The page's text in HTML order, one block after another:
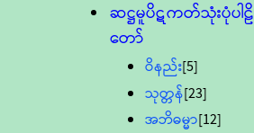
ဆဋ္ဌမူပိဋကတ်သုံးပုံပါဠိ
တော်
ဝိနည်း[5]
သုတ္တန်[23]
အဘိဓမ္မာ[12]